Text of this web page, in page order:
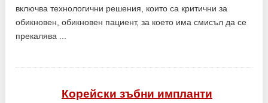
включва технологични решения, които са критични за
обикновен, обикновен пациент, за което има смисъл да се
прекалява ...
Корейски зъбни импланти